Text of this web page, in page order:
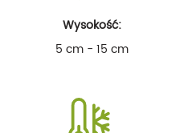
Wysokość:
5 cm - 15 cm